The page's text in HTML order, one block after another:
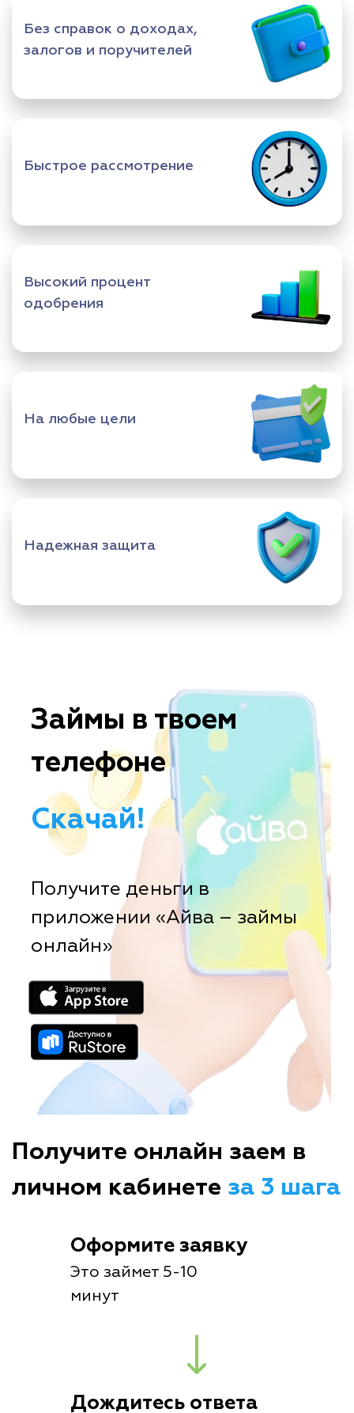
Без справок о доходах,
залогов и поручителей
Быстрое рассмотрение
Высокий процент
одобрения
На любые цели
Надежная защита
Займы в твоем
телефоне
Скачай!
Получите деньги в
приложении «Айва – займы
онлайн»
Получите онлайн заем в
личном кабинете за 3 шага
Оформите заявку
Это займет 5-10
минут
Дождитесь ответа